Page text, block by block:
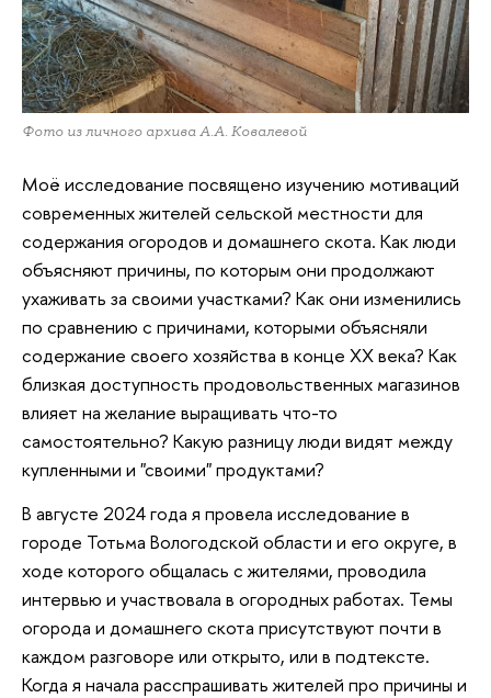
Фото из личного архива А.А. Ковалевой
Моё исследование посвящено изучению мотиваций
современных жителей сельской местности для
содержания огородов и домашнего скота. Как люди
объясняют причины, по которым они продолжают
ухаживать за своими участками? Как они изменились
по сравнению с причинами, которыми объясняли
содержание своего хозяйства в конце ХХ века? Как
близкая доступность продовольственных магазинов
влияет на желание выращивать что-то
самостоятельно? Какую разницу люди видят между
купленными и "своими" продуктами?
В августе 2024 года я провела исследование в
городе Тотьма Вологодской области и его округе, в
ходе которого общалась с жителями, проводила
интервью и участвовала в огородных работах. Темы
огорода и домашнего скота присутствуют почти в
каждом разговоре или открыто, или в подтексте.
Когда я начала расспрашивать жителей про причины и